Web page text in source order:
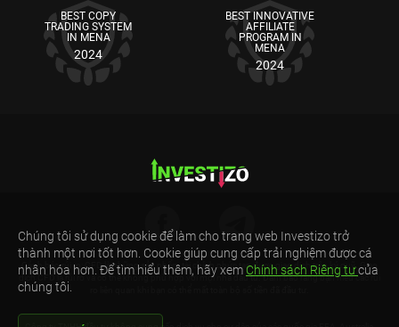
BEST COPY
TRADING SYSTEM
IN MENA
2024
BEST INNOVATIVE
AFFILIATE
PROGRAM IN
MENA
2024
Cảnh báo rủi ro: CFD là những sản phẩm tài chính phức tạp được giao dịch trên ký quỹ. Giao
dịch CFD là rủi ro và có thể không phù hợp với mọi nhà đầu tư. Đảm bảo rằng bạn hiểu các rủi
Chúng tôi sử dụng cookie để làm cho trang web Investizo trở
thành một nơi tốt hơn. Cookie giúp cung cấp trải nghiệm được cá
nhân hóa hơn. Để tìm hiểu thêm, hãy xem Chính sách Riêng tưcủa
chúng tôi.